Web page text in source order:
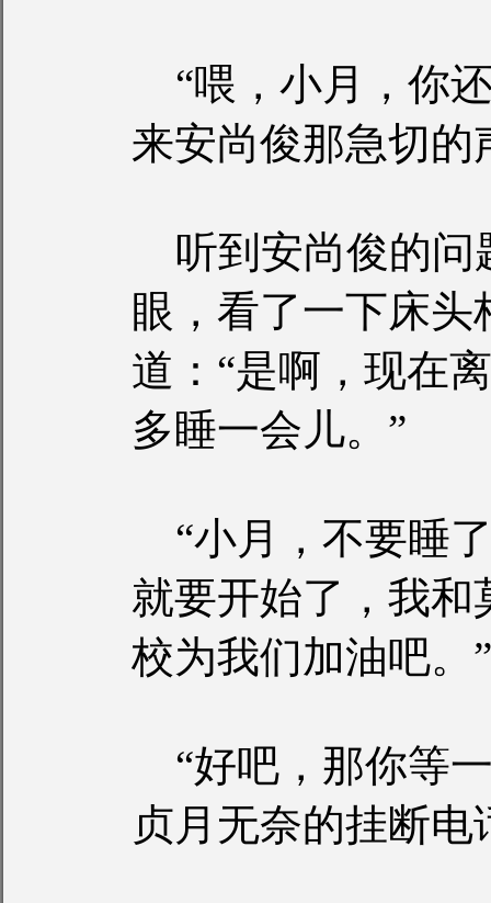
“喂，小月，你
来安尚俊那急切的
听到安尚俊的问
眼，看了一下床
道：“是啊，现在
多睡一会儿。”
“小月，不要睡
就要开始了，我和
校为我们加油吧。”
“好吧，那你等
贞月无奈的挂断电